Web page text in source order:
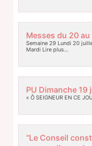
Messes du 20
Semaine 29 Lundi 20
Mardi Lire plus…
PU Dimanche 19
« Ô SEIGNEUR EN CE
“Le Conseil